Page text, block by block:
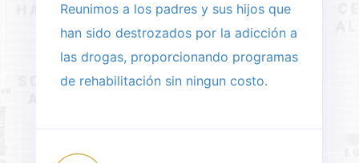
Reunimos a los padres y sus hijos que
han sido destrozados por la adicción a
las drogas, proporcionando programas
de rehabilitación sin ningun costo.